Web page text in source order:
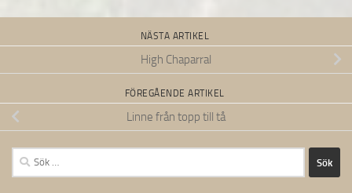
NÄSTA ARTIKEL
High Chaparral
FÖREGÅENDE ARTIKEL
Linne från topp till tå
Sök
efter: